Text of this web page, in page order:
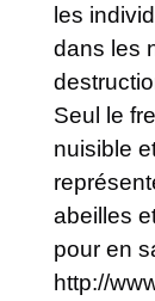
les
dans les
Seul le
nuisible
abeilles
pour en
http://